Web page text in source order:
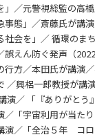
／元警視総監の高
態」／斎藤氏が講
会を」／ 循環のま
えん防ぐ発声（
方／本田氏が講演
興梠一郎教授が講
／ 「『ありがとう
「宇宙利用が当た
／「全治５年 コ